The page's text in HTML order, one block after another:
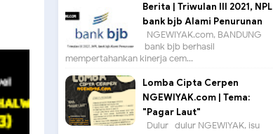
Berita | Triwulan III 2021, NPL
bank bjb Alami Penurunan
NGEWIYAK.com, BANDUNG —
bank bjb berhasil
mempertahankan kinerja cem...
Lomba Cipta Cerpen
NGEWIYAK.com | Tema:
"Pagar Laut"
Dulur- dulur NGEWIYAK, isu